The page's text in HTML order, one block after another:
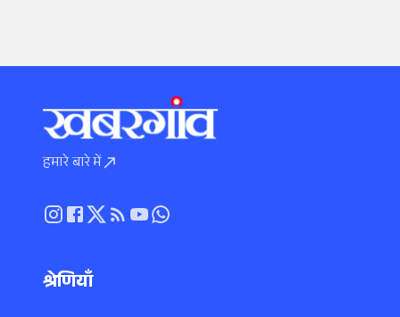
हमारे बारे में
श्रेणियाँ